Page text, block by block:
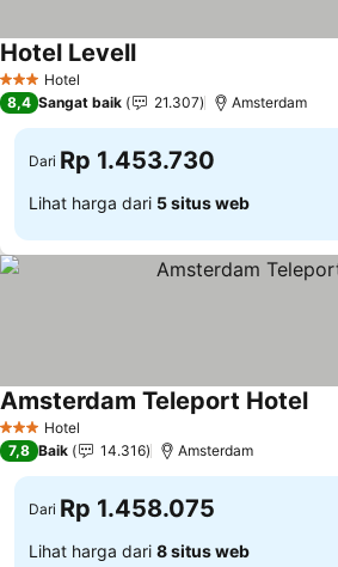
3 BintangHotel
Hotel Levell
8,4 Sangat baik 21.307 Amsterdam
Dari Rp 1.453.730
Lihat harga dari 5 situs web
3 BintangHotel
Amsterdam Teleport Hotel
7,8 Baik 14.316 Amsterdam
Dari Rp 1.458.075
Lihat harga dari 8 situs web